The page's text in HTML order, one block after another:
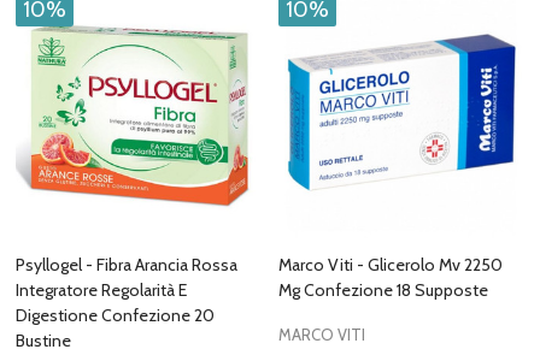
10%
Psyllogel - Fibra Arancia Rossa
Integratore Regolarità E
Digestione Confezione 20
Bustine
10%
Marco Viti - Glicerolo Mv 2250
Mg Confezione 18 Supposte
MARCO VITI